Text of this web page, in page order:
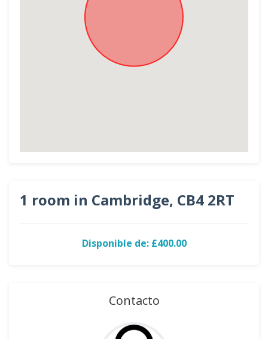
1 room in Cambridge, CB4 2RT
Disponible de: £400.00
Contacto